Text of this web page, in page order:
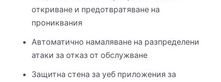
откриване и предотвратяване на
прониквания
Автоматично намаляване на разпределени
атаки за отказ от обслужване
Защитна стена за уеб приложения за